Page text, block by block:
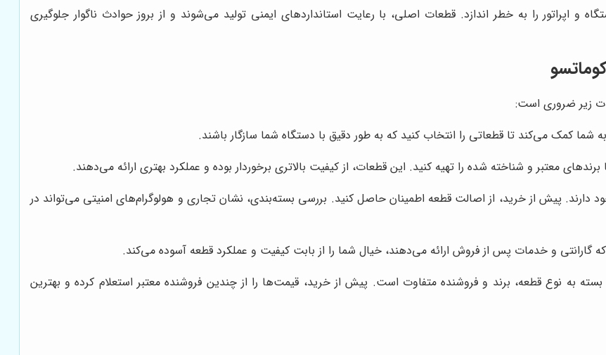
و اپراتور را به خطر اندازد. قطعات اصلی، با رعایت استانداردهای ایمنی تولید می‌شوند و از بروز حوادث ناگوار جلوگیری
زیر ضروری است:
شما کمک می‌کند تا قطعاتی را انتخاب کنید که به طور دقیق با دستگاه شما سازگار باشند.
معتبر و شناخته شده را تهیه کنید. این قطعات، از کیفیت بالاتری برخوردار بوده و عملکرد بهتری ارائه می‌دهند.
دارند. پیش از خرید، از اصالت قطعه اطمینان حاصل کنید. بررسی بسته‌بندی، نشان تجاری و هولوگرام‌های امنیتی می‌تواند در
گارانتی و خدمات پس از فروش ارائه می‌دهند، خیال شما را از بابت کیفیت و عملکرد قطعه آسوده می‌کند.
به نوع قطعه، برند و فروشنده متفاوت است. پیش از خرید، قیمت‌ها را از چندین فروشنده معتبر استعلام کرده و بهترین